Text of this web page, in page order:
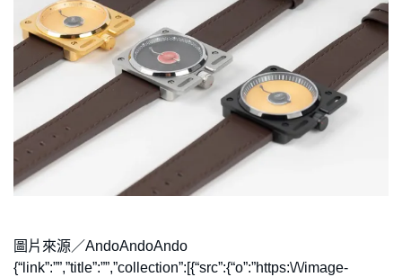
圖片來源／AndoAndoAndo
{“link”:””,”title”:””,”collection”:[{“src”:{“o”:”https:\/\/image-